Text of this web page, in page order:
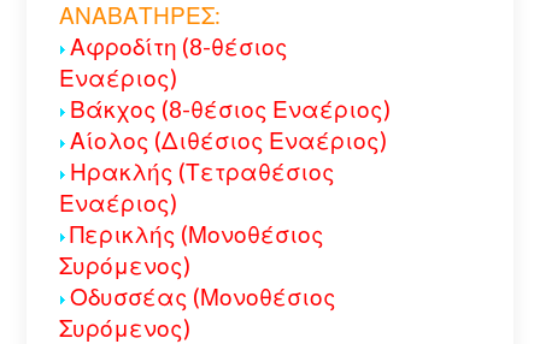
ΑΝΑΒΑΤΗΡΕΣ:
Αφροδίτη (8-θέσιος
Εναέριος)
Βάκχος (8-θέσιος Εναέριος)
Αίολος (Διθέσιος Εναέριος)
Ηρακλής (Τετραθέσιος
Εναέριος)
Περικλής (Μονοθέσιος
Συρόμενος)
Οδυσσέας (Μονοθέσιος
Συρόμενος)